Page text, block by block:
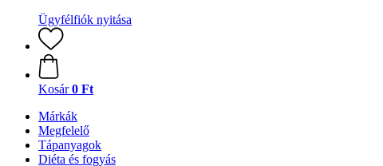
Ügyfélfiók nyitása
Kosár 0 Ft
Márkák
Megfelelő
Tápanyagok
Diéta és fogyás